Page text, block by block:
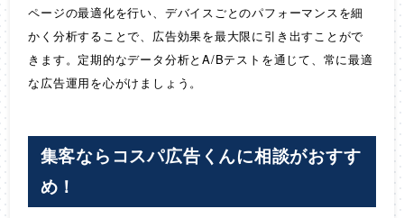
ページの最適化を行い、デバイスごとのパフォーマンスを細
かく分析することで、広告効果を最大限に引き出すことがで
きます。定期的なデータ分析とA/Bテストを通じて、常に最適
な広告運用を心がけましょう。
集客ならコスパ広告くんに相談がおすす
め！